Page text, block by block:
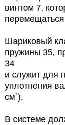
винтом 7,
Шариковый
пружины 35,
34
и служит для
уплотнения
см`).
В системе